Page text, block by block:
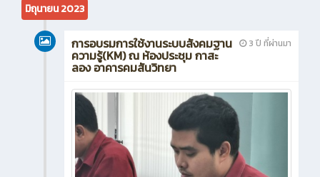
มิถุนายน 2023
3 ปี ที่ผ่านมา
การอบรมการใช้งานระบบสังคมฐาน
ความรู้(KM) ณ ห้องประชุม กาสะ
ลอง อาคารคมสันวิทยา